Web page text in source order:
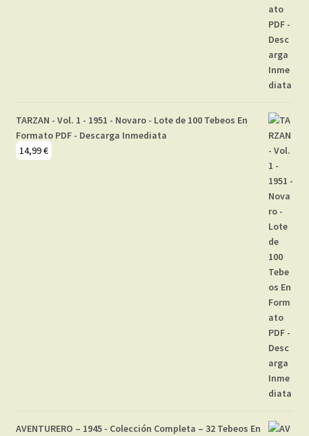
TARZAN - Vol. 1 - 1951 - Novaro - Lote de 100 Tebeos En
Formato PDF - Descarga Inmediata
14,99€
AVENTURERO – 1945 - Colección Completa – 32 Tebeos En